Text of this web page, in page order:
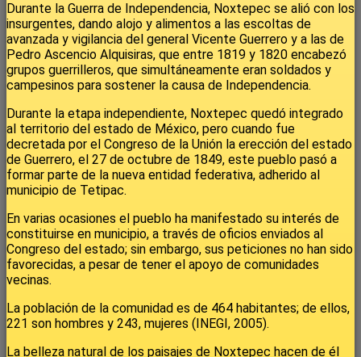
Durante la Guerra de Independencia, Noxtepec se alió con los
insurgentes, dando alojo y alimentos a las escoltas de
avanzada y vigilancia del general Vicente Guerrero y a las de
Pedro Ascencio Alquisiras, que entre 1819 y 1820 encabezó
grupos guerrilleros, que simultáneamente eran soldados y
campesinos para sostener la causa de Independencia.
Durante la etapa independiente, Noxtepec quedó integrado
al territorio del estado de México, pero cuando fue
decretada por el Congreso de la Unión la erección del estado
de Guerrero, el 27 de octubre de 1849, este pueblo pasó a
formar parte de la nueva entidad federativa, adherido al
municipio de Tetipac.
En varias ocasiones el pueblo ha manifestado su interés de
constituirse en municipio, a través de oficios enviados al
Congreso del estado; sin embargo, sus peticiones no han sido
favorecidas, a pesar de tener el apoyo de comunidades
vecinas.
La población de la comunidad es de 464 habitantes; de ellos,
221 son hombres y 243, mujeres (INEGI, 2005).
La belleza natural de los paisajes de Noxtepec hacen de él